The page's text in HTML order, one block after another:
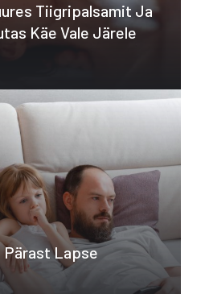
Tiigripalsamit Ja
Käe Vale Järele
Pärast Lapse